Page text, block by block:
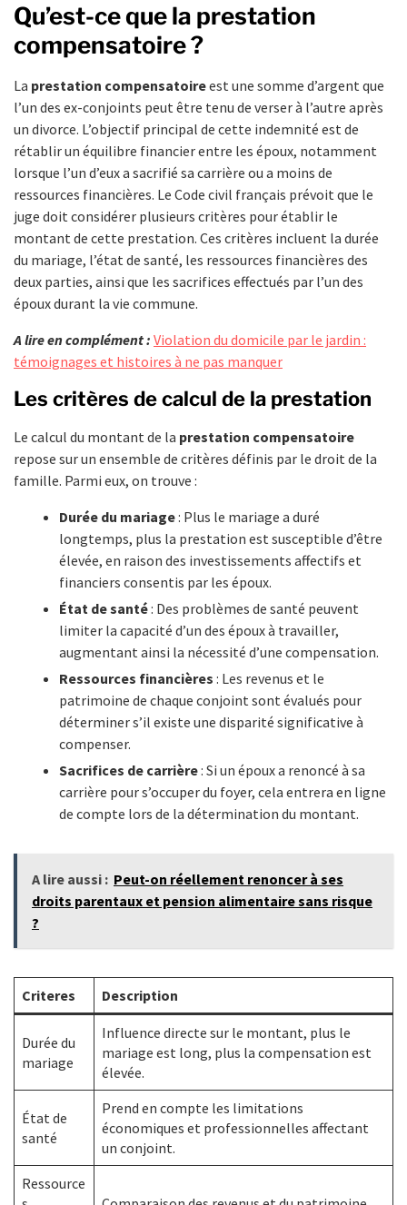
Qu’est-ce que la prestation
compensatoire ?
La prestation compensatoireest une somme d’argent que
l’un des ex-conjoints peut être tenu de verser à l’autre après
un divorce. L’objectif principal de cette indemnité est de
rétablir un équilibre financier entre les époux, notamment
lorsque l’un d’eux a sacrifié sa carrière ou a moins de
ressources financières. Le Code civil français prévoit que le
juge doit considérer plusieurs critères pour établir le
montant de cette prestation. Ces critères incluent la durée
du mariage, l’état de santé, les ressources financières des
deux parties, ainsi que les sacrifices effectués par l’un des
époux durant la vie commune.
A lire en complément : Violation du domicile par le jardin :
témoignages et histoires à ne pas manquer
Les critères de calcul de la prestation
Le calcul du montant de la prestation compensatoire
repose sur un ensemble de critères définis par le droit de la
famille. Parmi eux, on trouve :
Durée du mariage: Plus le mariage a duré
longtemps, plus la prestation est susceptible d’être
élevée, en raison des investissements affectifs et
financiers consentis par les époux.
État de santé: Des problèmes de santé peuvent
limiter la capacité d’un des époux à travailler,
augmentant ainsi la nécessité d’une compensation.
Ressources financières : Les revenus et le
patrimoine de chaque conjoint sont évalués pour
déterminer s’il existe une disparité significative à
compenser.
Sacrifices de carrière: Si un époux a renoncé à sa
carrière pour s’occuper du foyer, cela entrera en ligne
de compte lors de la détermination du montant.
A lire aussi : Peut-on réellement renoncer à ses
droits parentaux et pension alimentaire sans risque
?
Criteres Description
Durée du
mariage
Influence directe sur le montant, plus le
mariage est long, plus la compensation est
élevée.
État de
santé
Prend en compte les limitations
économiques et professionnelles affectant
un conjoint.
Ressource